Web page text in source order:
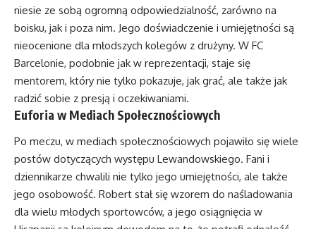
niesie ze sobą ogromną odpowiedzialność, zarówno na
boisku, jak i poza nim. Jego doświadczenie i umiejętności są
nieocenione dla młodszych kolegów z drużyny. W FC
Barcelonie, podobnie jak w reprezentacji, staje się
mentorem, który nie tylko pokazuje, jak grać, ale także jak
radzić sobie z presją i oczekiwaniami.
Euforia w Mediach Społecznościowych
Po meczu, w mediach społecznościowych pojawiło się wiele
postów dotyczących występu Lewandowskiego. Fani i
dziennikarze chwalili nie tylko jego umiejętności, ale także
jego osobowość. Robert stał się wzorem do naśladowania
dla wielu młodych sportowców, a jego osiągnięcia w